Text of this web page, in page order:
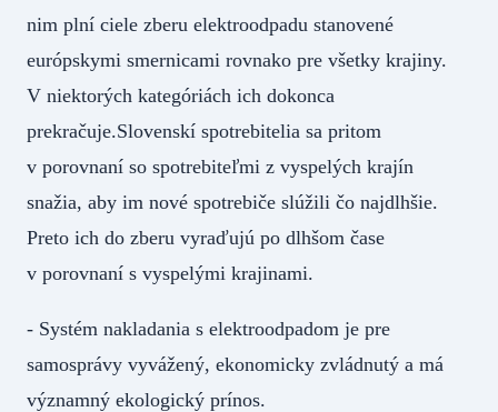
nim plní ciele zberu elektroodpadu stanovené
európskymi smernicami rovnako pre všetky krajiny.
V niektorých kategóriách ich dokonca
prekračuje.Slovenskí spotrebitelia sa pritom
v porovnaní so spotrebiteľmi z vyspelých krajín
snažia, aby im nové spotrebiče slúžili čo najdlhšie.
Preto ich do zberu vyraďujú po dlhšom čase
v porovnaní s vyspelými krajinami.
- Systém nakladania s elektroodpadom je pre
samosprávy vyvážený, ekonomicky zvládnutý a má
významný ekologický prínos.